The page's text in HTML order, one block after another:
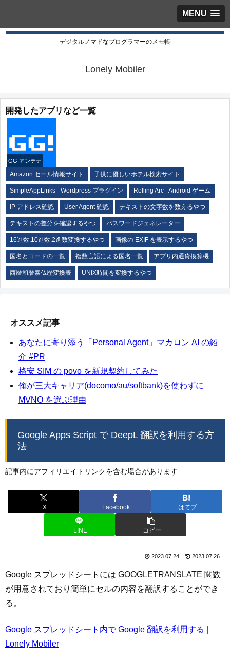
MENU
デジタルノマドなプログラマーのメモ帳
Lonely Mobiler
開発したアプリなど一覧
GG!アンテナ
Amazon セール情報サイト 子供に優しいホテル検索サイト
SimpleAppLinks - Wordpress プラグイン Rolling Arc - Android ゲーム
IP アドレス確認 User Agent 確認 テキストの文字数を数えるやつ
テキストの差分を確認するやつ パスワードジェネレーター
16進数,10進数,2進数変換するやつ 画像の EXIF を表示するやつ
国名とコードの一覧 複数言語による国名一覧 アプリ内通貨換算機
西暦和暦泰仏歴変換表 UNIX時間を変換するやつ
オススメ記事
あなたに寄り添う「Personal Agent」マカロン AI の紹
介 #PR
格安 SIM の povo を新規契約してみた
俺が三大キャリア(docomo/au/softbank)を使わずに
MVNO を選ぶ理由
Google Apps Script で DeepL 翻訳を利用する方
法
記事内にアフィリエイトリンクを含む場合があります
X Facebook はてブ
LINE コピー
2023.07.24 2023.07.26
Google スプレッドシートには GOOGLETRANSLATE 関数
が用意されており簡単にセルの内容を翻訳することができ
る。
Google スプレッドシート内で Google 翻訳を利用する |
Lonely Mobiler